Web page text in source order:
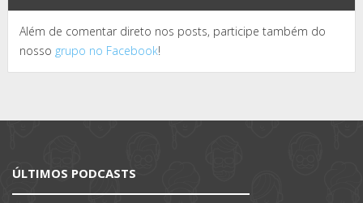
Além de comentar direto nos posts, participe também do
nosso grupo no Facebook!
ÚLTIMOS PODCASTS